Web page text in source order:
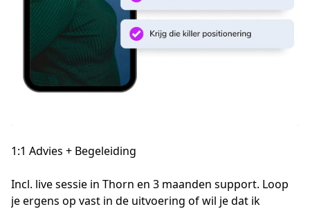
1:1 Advies + Begeleiding
Incl. live sessie in Thorn en 3 maanden support. Loop
je ergens op vast in de uitvoering of wil je dat ik